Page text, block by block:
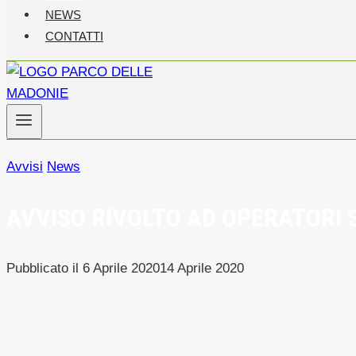
NEWS
CONTATTI
Avvisi News
Pubblicato il 6 Aprile 202014 Aprile 2020